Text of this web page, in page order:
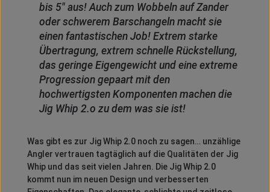
bis 5″ aus! Auch zum Wobbeln auf Zander
oder schwerem Barschangeln macht sie
einen fantastischen Job! Extrem starke
Übertragung, extrem schnelle Rückstellung,
das geringe Eigengewicht und eine extreme
Progression gepaart mit den
hochwertigsten Komponenten machen die
Jig Whip 2.o zu dem was sie ist!
Was gibt es zur Jig Whip 2.0 noch zu sagen… unzählige
Angler vertrauen tagtäglich auf die Qualitäten der Jig
Whip und das seit vielen Jahren. Die Jig Whip 2.0
kommt nun im neuen Design und verbesserten